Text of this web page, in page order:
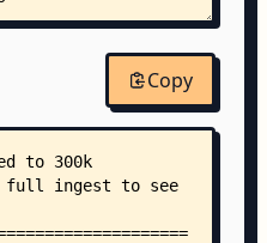
module-info.java
io/
└── vavr/
├── $.java
├──
Copy